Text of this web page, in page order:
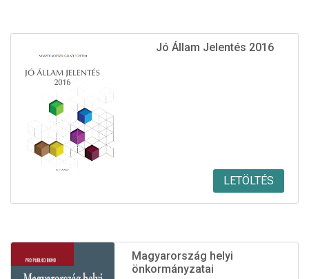
Jó Állam Jelentés 2016
LETÖLTÉS
Magyarország helyi
önkormányzatai